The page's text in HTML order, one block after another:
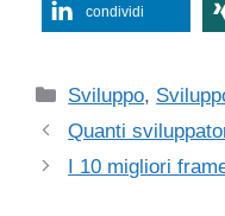
condividi
Categorie
Sviluppo,
Quanti
I 10 migliori